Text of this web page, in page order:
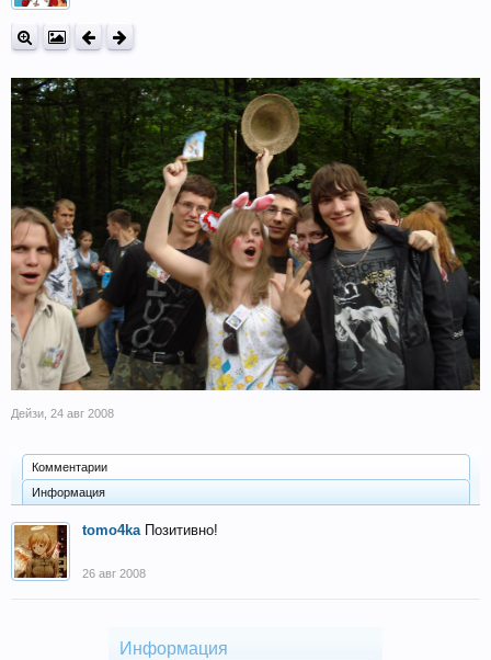
Дейзи, 24 авг 2008
Комментарии
Информация
tomo4ka Позитивно!
26 авг 2008
Информация